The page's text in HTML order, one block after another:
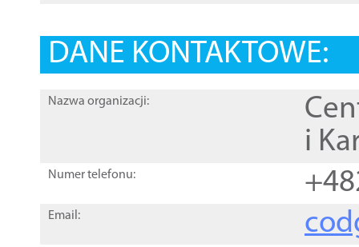
DANE KONTAKTOWE:
Nazwa organizacji:
i
Numer telefonu:
Email: